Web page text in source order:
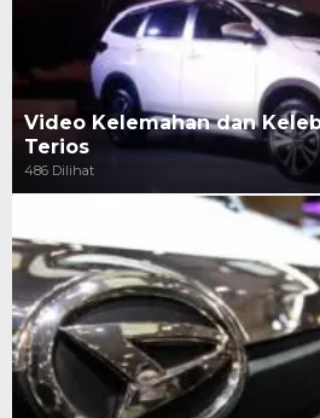
Video Kelemahan dan
Terios
486 Dilihat